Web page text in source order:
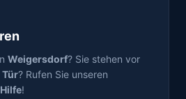
Weigersdorf? Sie stehen vor
? Rufen Sie unseren
Hilfe!